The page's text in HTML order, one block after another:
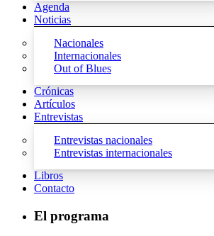
Agenda
Noticias
Nacionales
Internacionales
Out of Blues
Crónicas
Artículos
Entrevistas
Entrevistas nacionales
Entrevistas internacionales
Libros
Contacto
El programa